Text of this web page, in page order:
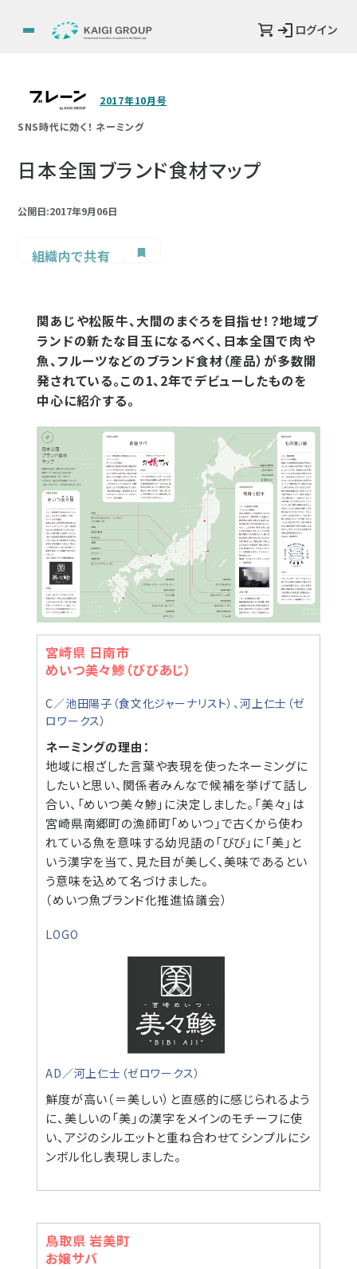
ログイン
2017年10月号
SNS時代に効く！ ネーミング
日本全国ブランド食材マップ
公開日:2017年9月06日
組織内で共有
関あじや松阪牛、大間のまぐろを目指せ！？地域ブ
ランドの新たな目玉になるべく、日本全国で肉や
魚、フルーツなどのブランド食材（産品）が多数開
発されている。この1、2年でデビューしたものを
中心に紹介する。
宮崎県 日南市
めいつ美々鯵（びびあじ）
C／池田陽子（食文化ジャーナリスト）、河上仁士（ゼ
ロワークス）
ネーミングの理由：
地域に根ざした言葉や表現を使ったネーミングに
したいと思い、関係者みんなで候補を挙げて話し
合い、「めいつ美々鯵」に決定しました。「美々」は
宮崎県南郷町の漁師町「めいつ」で古くから使わ
れている魚を意味する幼児語の「びび」に「美」と
いう漢字を当て、見た目が美しく、美味であるとい
う意味を込めて名づけました。
（めいつ魚ブランド化推進協議会）
LOGO
AD／河上仁士（ゼロワークス）
鮮度が高い（＝美しい）と直感的に感じられるよう
に、美しいの「美」の漢字をメインのモチーフに使
い、アジのシルエットと重ね合わせてシンプルにシ
ンボル化し表現しました。
鳥取県 岩美町
お嬢サバ